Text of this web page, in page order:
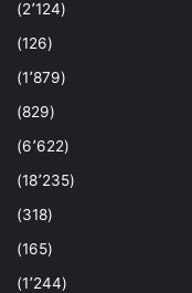
(2٬124)
(126)
(1٬879)
(829)
(6٬622)
(18٬235)
(318)
(165)
(1٬244)